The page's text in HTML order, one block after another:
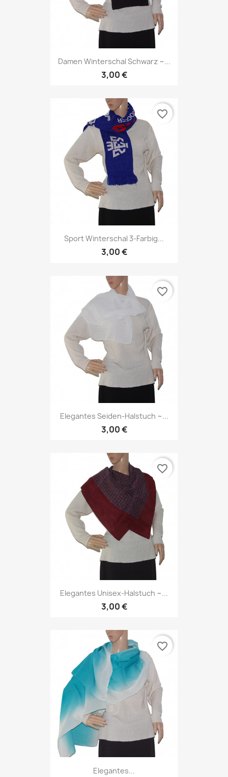
Damen Winterschal Schwarz ~...
3,00 €
Sport Winterschal 3-Farbig...
3,00 €
favorite_border
Elegantes Seiden-Halstuch ~...
3,00 €
favorite_border
Elegantes Unisex-Halstuch ~...
3,00 €
favorite_border
Elegantes...
favorite_border